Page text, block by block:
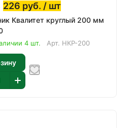
226 руб. / шт
Квалитет круглый 200 мм
4 шт. Арт. НКР-200